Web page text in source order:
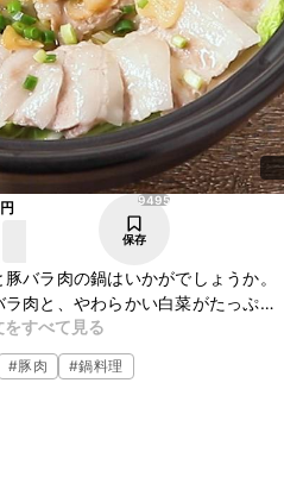
円 9495
保存
バラ肉の鍋はいかがでしょうか。
肉と、やわらかい白菜がたっぷり
しい鍋ですよ。とても簡単なの
をすべて見る
#豚肉 #鍋料理